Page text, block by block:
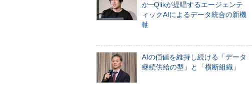
か─Qlikが提唱するエージェンテ
ィックAIによるデータ統合の新機
軸
AIの価値を維持し続ける「データ
継続供給の型」と「横断組織」